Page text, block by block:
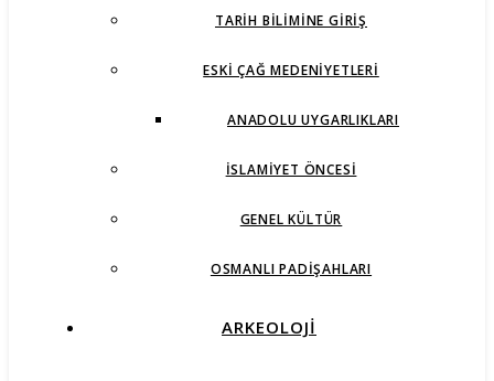
TARIH BILIMINE GIRIŞ
ESKI ÇAĞ MEDENIYETLERI
ANADOLU UYGARLIKLARI
İSLAMIYET ÖNCESI
GENEL KÜLTÜR
OSMANLI PADIŞAHLARI
ARKEOLOJİ